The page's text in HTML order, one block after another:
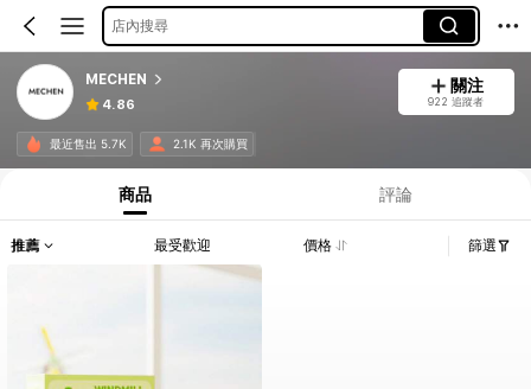
店內搜尋
MECHEN
4.86
關注
922 追蹤者
最近售出 5.7K 2.1K 再次購買
商品 評論
推薦 最受歡迎 價格 篩選